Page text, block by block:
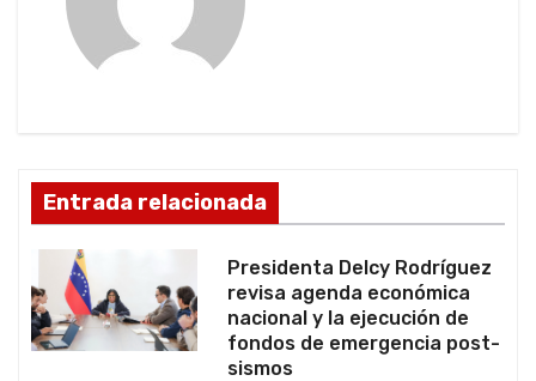
n
d
e
e
Entrada relacionada
Presidenta Delcy Rodríguez
revisa agenda económica
nacional y la ejecución de
fondos de emergencia post-
sismos